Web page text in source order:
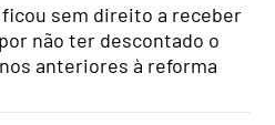
sem direito a receber
não ter descontado o
anteriores à reforma